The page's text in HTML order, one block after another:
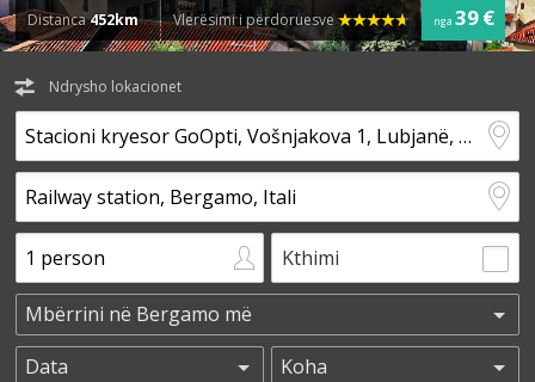
Distanca452km Vlerësimi i përdoruesve nga 39 €
Ndrysho lokacionet
Kthimi